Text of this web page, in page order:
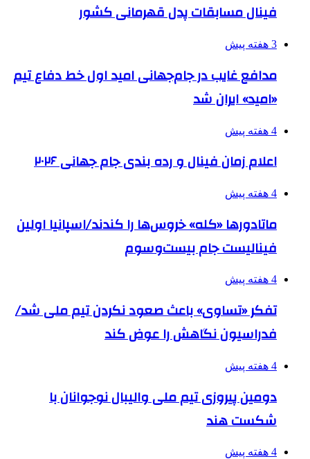
فینال مسابقات پدل قهرمانی کشور
3 هفته پیش
مدافع غایب در جام‌جهانی امید اول خط دفاع تیم
«امید» ایران شد
4 هفته پیش
اعلام زمان فینال و رده بندی جام جهانی ۲۰۲۶
4 هفته پیش
ماتادورها «کله» خروس‌ها را کندند/اسپانیا اولین
فینالیست جام بیست‌وسوم
4 هفته پیش
تفکر «تساوی» باعث صعود نکردن تیم ملی شد/
فدراسیون نگاهش را عوض کند
4 هفته پیش
دومین پیروزی تیم ملی والیبال نوجوانان با
شکست هند
4 هفته پیش